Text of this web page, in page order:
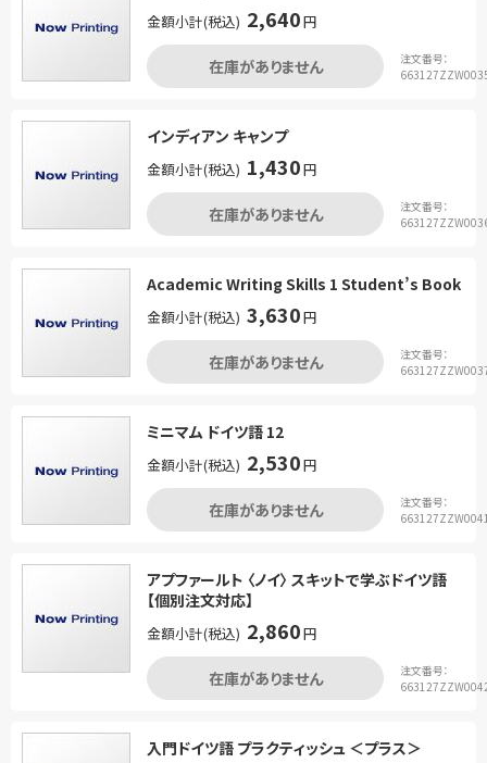
金額小計(税込) 2,640円
在庫がありません
注文番号：
インディアン キャンプ
金額小計(税込) 1,430円
在庫がありません
注文番号：
Academic Writing Skills 1 Student’s Book
金額小計(税込) 3,630円
在庫がありません
注文番号：
ミニマム ドイツ語 12
金額小計(税込) 2,530円
在庫がありません
注文番号：
アプファールト 〈ノイ〉 スキットで学ぶドイツ語
【個別注文対応】
金額小計(税込) 2,860円
在庫がありません
注文番号：
入門ドイツ語 プラクティッシュ ＜プラス＞